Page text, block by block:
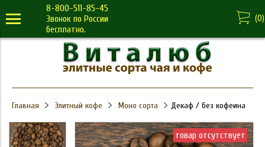
8-800-511-85-45
Звонок по России
бесплатно.
(0)
Главная Элитный кофе Моно сорта Декаф / без кофеина
товар отсутствует